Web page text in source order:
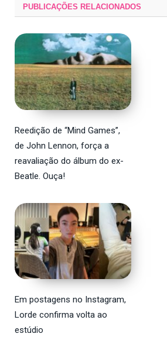
PUBLICAÇÕES RELACIONADOS
Reedição de “Mind Games”,
de John Lennon, força a
reavaliação do álbum do ex-
Beatle. Ouça!
Em postagens no Instagram,
Lorde confirma volta ao
estúdio